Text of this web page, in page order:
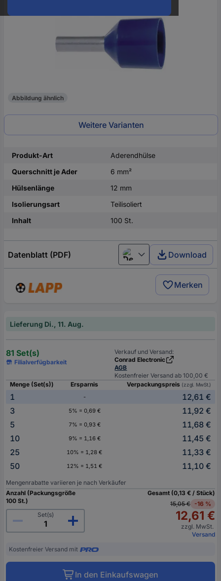
Abbildung ähnlich
Weitere Varianten
Produkt-Art
Aderendhülse
Querschnitt je Ader
6 mm²
Hülsenlänge
12 mm
Isolierungsart
Teilisoliert
Inhalt
100 St.
Datenblatt (PDF) Deutsch (Deutschland)
Download
Merken
Lieferung Di., 11. Aug.
81 Set(s)
Filialverfügbarkeit
Verkauf und Versand:
Conrad Electronic
AGB
Kostenfreier Versand ab 100,00 €
Menge (Set(s))
Ersparnis Verpackungspreis (zzgl. MwSt.)
1 -
12,61 €
3
5% = 0,69 €
11,92 €
5
7% = 0,93 €
11,68 €
10
9% = 1,16 €
11,45 €
25
10% = 1,28 €
11,33 €
50
12% = 1,51 € 11,10 €
Mengenrabatte variieren je nach Verkäufer
Anzahl (Packungsgröße
100 St.)
Set(s)
Gesamt (0,13 € / Stück)
15,05 € -16 %
12,61 €
zzgl. MwSt.
Versand
Kostenfreier Versand mit
In den Einkaufswagen